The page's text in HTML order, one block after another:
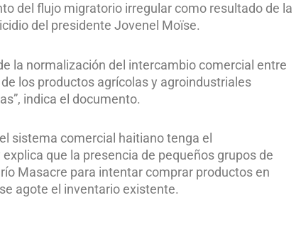
del flujo migratorio irregular como resultado de la
del presidente Jovenel Moïse.
la normalización del intercambio comercial entre
los productos agrícolas y agroindustriales
indica el documento.
sistema comercial haitiano tenga el
que la presencia de pequeños grupos de
Masacre para intentar comprar productos en
agote el inventario existente.